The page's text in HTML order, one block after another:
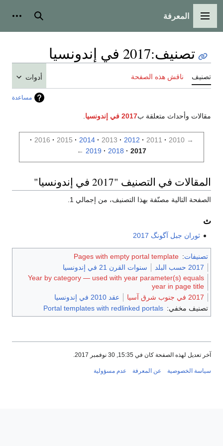
القائمة الرئيسية
المعرفة بحث
تصنيف:2017 في إندونسيا
تصنيف ناقش هذه الصفحة أدوات
مساعدة
مقالات وأحداث متعلقة ب2017 في إندونسيا
→
2010
2011
2012
2013
2014
2015
2016
2017
2018
2019
←
المقالات في التصنيف "2017 في إندونسيا"
الصفحة التالية مصنّفة بهذا التصنيف، من إجمالي 1.
ث
ثوران جبل آگونگ 2017
تصنيفات:
Pages with empty portal template
2017 حسب البلد
سنوات القرن 21 في إندونسيا
Year by category — used with year parameter(s) equals
year in page title
2017 في جنوب شرق آسيا
عقد 2010 في إندونسيا
تصنيف مخفي: Portal templates with redlinked portals
آخر تعديل لهذه الصفحة كان في 15:35, 30 نوفمبر 2017.
سياسة الخصوصية عن المعرفة عدم مسؤولية